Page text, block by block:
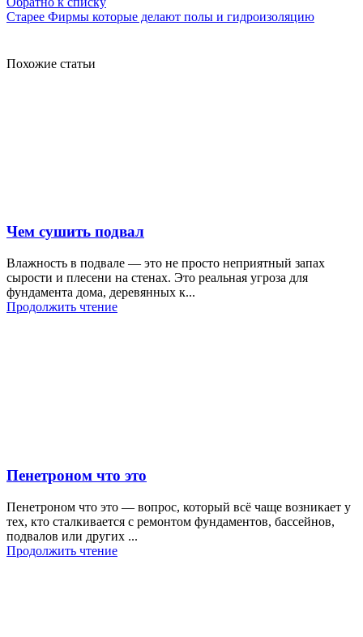
Старее Фирмы которые делают полы и гидроизоляцию
Похожие статьи
Чем сушить подвал
Влажность в подвале — это не просто неприятный запах
сырости и плесени на стенах. Это реальная угроза для
фундамента дома, деревянных к...
Продолжить чтение
Пенетроном что это
Пенетроном что это — вопрос, который всё чаще возникает у
тех, кто сталкивается с ремонтом фундаментов, бассейнов,
подвалов или других ...
Продолжить чтение